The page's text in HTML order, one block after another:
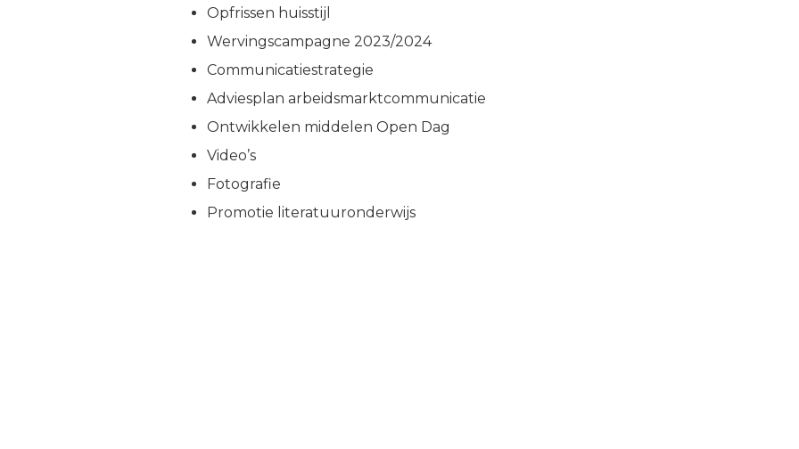
Opfrissen huisstijl
Wervingscampagne 2023/2024
Communicatiestrategie
Adviesplan arbeidsmarktcommunicatie
Ontwikkelen middelen Open Dag
Video’s
Fotografie
Promotie literatuuronderwijs